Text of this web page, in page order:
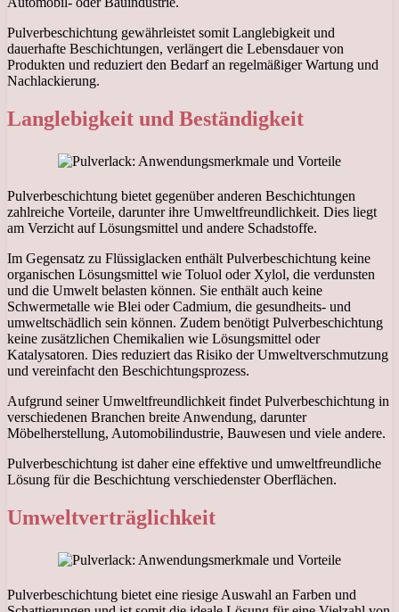
Pulverbeschichtung gewährleistet somit Langlebigkeit und
dauerhafte Beschichtungen, verlängert die Lebensdauer von
Produkten und reduziert den Bedarf an regelmäßiger Wartung und
Nachlackierung.
Langlebigkeit und Beständigkeit
Pulverbeschichtung bietet gegenüber anderen Beschichtungen
zahlreiche Vorteile, darunter ihre Umweltfreundlichkeit. Dies liegt
am Verzicht auf Lösungsmittel und andere Schadstoffe.
Im Gegensatz zu Flüssiglacken enthält Pulverbeschichtung keine
organischen Lösungsmittel wie Toluol oder Xylol, die verdunsten
und die Umwelt belasten können. Sie enthält auch keine
Schwermetalle wie Blei oder Cadmium, die gesundheits- und
umweltschädlich sein können. Zudem benötigt Pulverbeschichtung
keine zusätzlichen Chemikalien wie Lösungsmittel oder
Katalysatoren. Dies reduziert das Risiko der Umweltverschmutzung
und vereinfacht den Beschichtungsprozess.
Aufgrund seiner Umweltfreundlichkeit findet Pulverbeschichtung in
verschiedenen Branchen breite Anwendung, darunter
Möbelherstellung, Automobilindustrie, Bauwesen und viele andere.
Pulverbeschichtung ist daher eine effektive und umweltfreundliche
Lösung für die Beschichtung verschiedenster Oberflächen.
Umweltverträglichkeit
Pulverbeschichtung bietet eine riesige Auswahl an Farben und